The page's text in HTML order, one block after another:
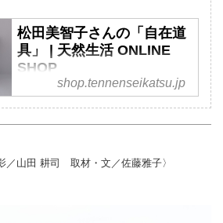
松田美智子さんの「自在道
具」 | 天然生活 ONLINE
SHOP
道具の目利きとしても定評のあ
る、料理家・松田美智子さんが
プロデュースする自在道具。使
道具」は、料理をおいしく、ま
shop.tennenseikatsu.jp
／山田 耕司 取材・文／佐藤雅子〉